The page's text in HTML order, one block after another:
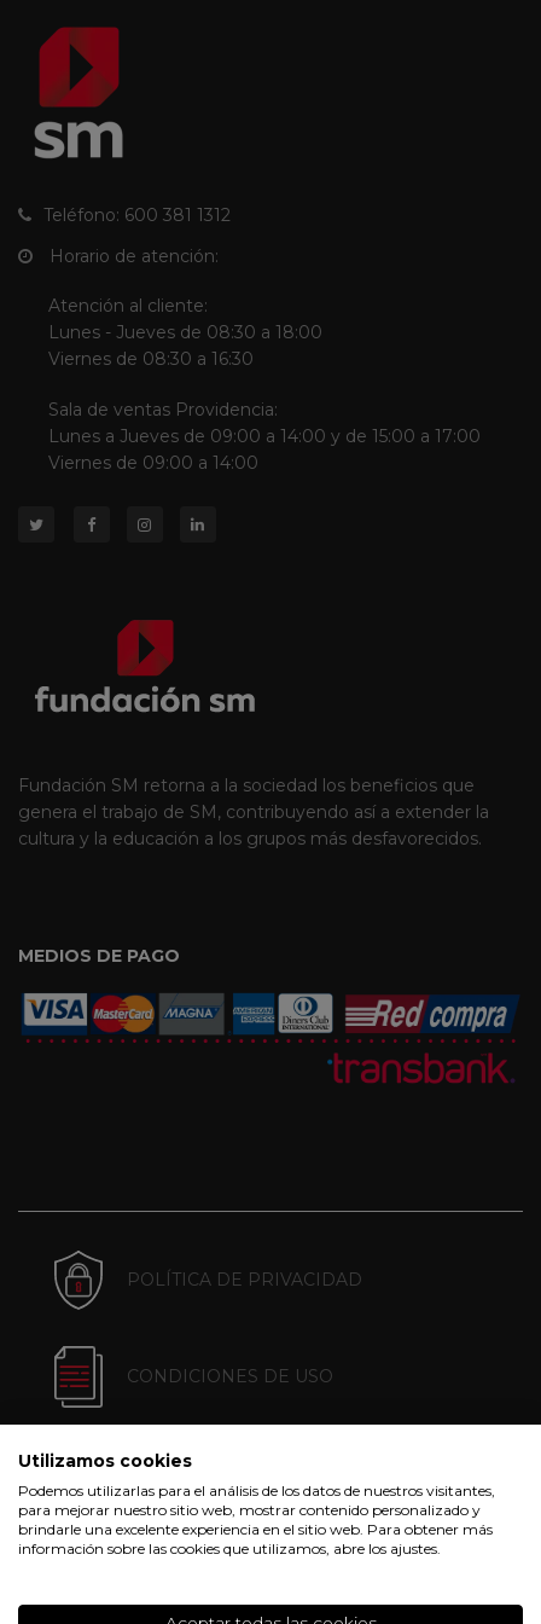
Teléfono: 600 381 1312
Horario de atención:
Atención al cliente:
Lunes - Jueves de 08:30 a 18:00
Viernes de 08:30 a 16:30
Sala de ventas Providencia:
Lunes a Jueves de 09:00 a 14:00 y de 15:00 a 17:00
Viernes de 09:00 a 14:00
Fundación SM retorna a la sociedad los beneficios que
genera el trabajo de SM, contribuyendo así a extender la
cultura y la educación a los grupos más desfavorecidos.
MEDIOS DE PAGO
POLÍTICA DE PRIVACIDAD
CONDICIONES DE USO
POLÍTICA DE COOKIES
Utilizamos cookies
Podemos utilizarlas para el análisis de los datos de nuestros visitantes,
para mejorar nuestro sitio web, mostrar contenido personalizado y
brindarle una excelente experiencia en el sitio web. Para obtener más
información sobre las cookies que utilizamos, abre los ajustes.